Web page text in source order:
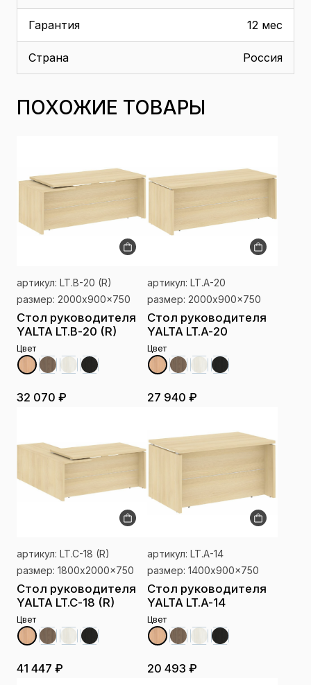
Гарантия 12 мес
Страна Россия
ПОХОЖИЕ ТОВАРЫ
артикул: LT.B-20 (R)
размер: 2000x900x750
Стол руководителя
YALTA LT.B-20 (R)
Цвет
32 070 ₽
артикул: LT.A-20
размер: 2000x900x750
Стол руководителя
YALTA LT.A-20
Цвет
27 940 ₽
артикул: LT.C-18 (R)
размер: 1800x2000x750
Стол руководителя
YALTA LT.C-18 (R)
Цвет
41 447 ₽
артикул: LT.A-14
размер: 1400x900x750
Стол руководителя
YALTA LT.A-14
Цвет
20 493 ₽